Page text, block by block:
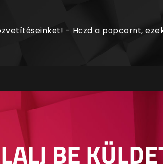
- Hozd a popcornt,
BE